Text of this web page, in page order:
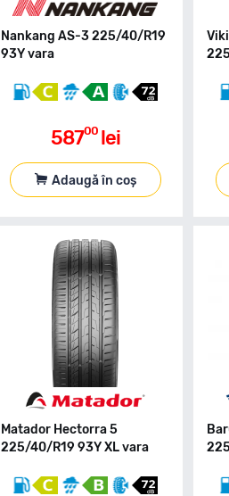
Nankang AS-3 225/40/R19
93Y vara
58700 lei
Adaugă în coș
Matador Hectorra 5
225/40/R19 93Y XL vara